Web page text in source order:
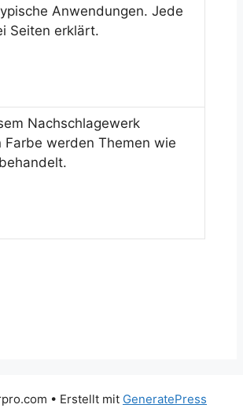
Anwendungen. Jede
Seiten erklärt.
Nachschlagewerk
Farbe werden Themen wie
• Erstellt mit GeneratePress